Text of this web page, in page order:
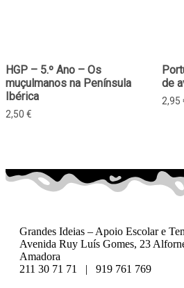
HGP – 5.º Ano – Os
muçulmanos na Península
Ibérica
2,50 €
de
2,95
Grandes Ideias – Apoio Escolar e
Avenida Ruy Luís Gomes, 23
Amadora
211 30 71 71 | 919 761 769